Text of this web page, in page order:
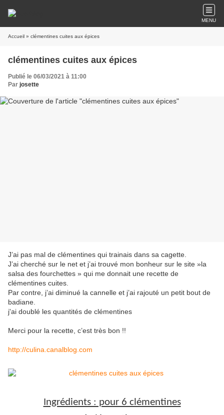
MENU
Accueil » clémentines cuites aux épices
clémentines cuites aux épices
Publié le 06/03/2021 à 11:00
Par josette
J’ai pas mal de clémentines qui trainais dans sa cagette.
J’ai cherché sur le net et j’ai trouvé mon bonheur sur le site »la
salsa des fourchettes » qui me donnait une recette de
clémentines cuites.
Par contre, j’ai diminué la cannelle et j’ai rajouté un petit bout de
badiane.
j'ai doublé les quantités de clémentines
Merci pour la recette, c’est très bon !!
http://culina.canalblog.com
Ingrédients : pour 6 clémentines